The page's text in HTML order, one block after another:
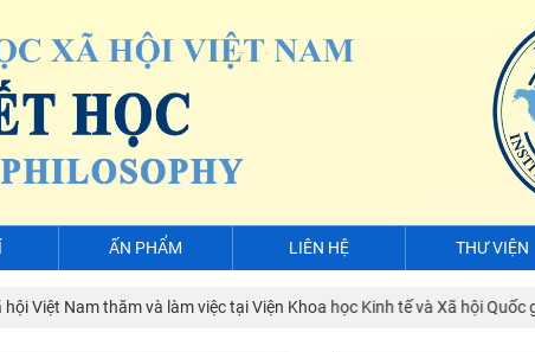
ẤN PHẨM LIÊN HỆ THƯ VIỆN
Việt Nam thăm và làm việc tại Viện Khoa học Kinh tế và Xã hội Quốc gia